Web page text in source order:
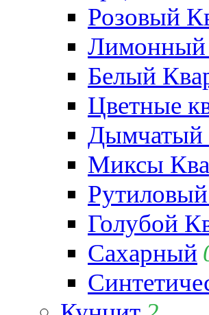
Розовый
Лимонный
Белый
Цветные
Дымчатый
Миксы
Голубой
Сахарный